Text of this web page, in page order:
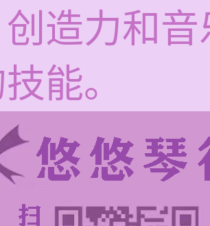
造力和
能。